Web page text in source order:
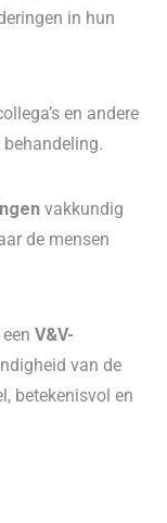
in hun
en andere
vakkundig
de mensen
eenV&V-
van de
betekenisvol en